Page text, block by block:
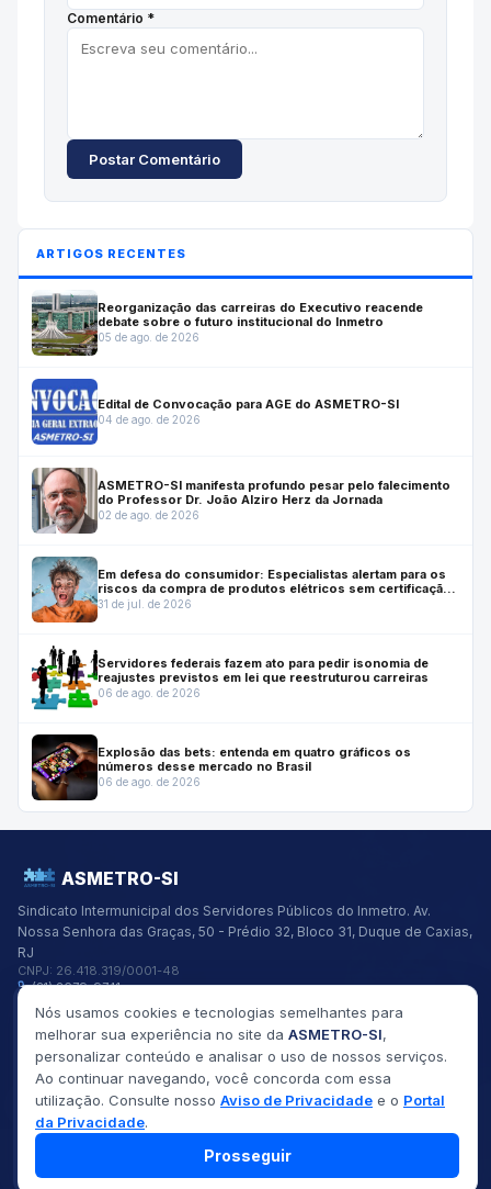
Comentário *
Postar Comentário
ARTIGOS RECENTES
Reorganização das carreiras do Executivo reacende
debate sobre o futuro institucional do Inmetro
05 de ago. de 2026
Edital de Convocação para AGE do ASMETRO-SI
04 de ago. de 2026
ASMETRO-SI manifesta profundo pesar pelo falecimento
do Professor Dr. João Alziro Herz da Jornada
02 de ago. de 2026
Em defesa do consumidor: Especialistas alertam para os
riscos da compra de produtos elétricos sem certificação
do Inmetro
31 de jul. de 2026
Servidores federais fazem ato para pedir isonomia de
reajustes previstos em lei que reestruturou carreiras
06 de ago. de 2026
Explosão das bets: entenda em quatro gráficos os
números desse mercado no Brasil
06 de ago. de 2026
ASMETRO-SI
Sindicato Intermunicipal dos Servidores Públicos do Inmetro. Av.
Nossa Senhora das Graças, 50 - Prédio 32, Bloco 31, Duque de Caxias,
RJ
CNPJ: 26.418.319/0001-48
(21) 2679-9741
asmetro@asmetro.org.br
Links Rápidos
Institucional
Gestão
Saúde
Convênios
Fóruns
Seus Direitos
2026 ASMETRO-SI
Todos os direitos reservados
Nós usamos cookies e tecnologias semelhantes para
melhorar sua experiência no site da ASMETRO-SI,
personalizar conteúdo e analisar o uso de nossos serviços.
Ao continuar navegando, você concorda com essa
utilização. Consulte nosso Aviso de Privacidade e o Portal
da Privacidade.
Prosseguir